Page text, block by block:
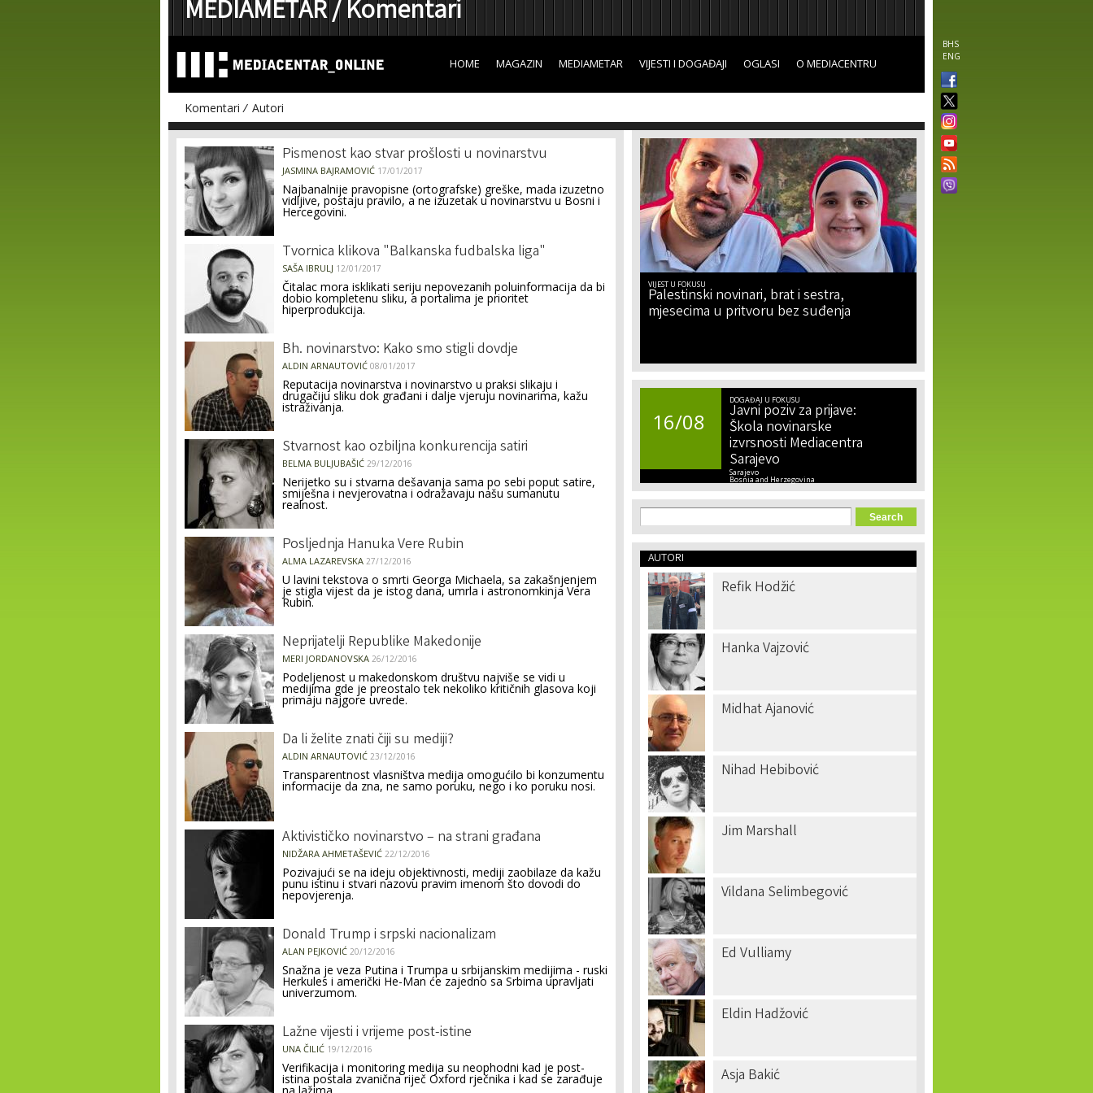
content
MEDIAMETAR /Komentari
BHS
ENG
HOME MAGAZIN MEDIAMETAR VIJESTI I DOGAĐAJI OGLASI O MEDIACENTRU
Komentari Autori
Pismenost kao stvar prošlosti u novinarstvu
JASMINA BAJRAMOVIĆ 17/01/2017
Najbanalnije pravopisne (ortografske) greške, mada izuzetno
vidljive, postaju pravilo, a ne izuzetak u novinarstvu u Bosni i
Hercegovini.
Tvornica klikova "Balkanska fudbalska liga"
SAŠA IBRULJ 12/01/2017
Čitalac mora isklikati seriju nepovezanih poluinformacija da bi
dobio kompletenu sliku, a portalima je prioritet
hiperprodukcija.
Bh. novinarstvo: Kako smo stigli dovdje
ALDIN ARNAUTOVIĆ 08/01/2017
Reputacija novinarstva i novinarstvo u praksi slikaju i
drugačiju sliku dok građani i dalje vjeruju novinarima, kažu
istraživanja.
Stvarnost kao ozbiljna konkurencija satiri
BELMA BULJUBAŠIĆ 29/12/2016
Nerijetko su i stvarna dešavanja sama po sebi poput satire,
smiješna i nevjerovatna i odražavaju našu sumanutu
realnost.
Posljednja Hanuka Vere Rubin
ALMA LAZAREVSKA 27/12/2016
U lavini tekstova o smrti Georga Michaela, sa zakašnjenjem
je stigla vijest da je istog dana, umrla i astronomkinja Vera
Rubin.
Neprijatelji Republike Makedonije
MERI JORDANOVSKA 26/12/2016
Podeljenost u makedonskom društvu najviše se vidi u
medijima gde je preostalo tek nekoliko kritičnih glasova koji
primaju najgore uvrede.
Da li želite znati čiji su mediji?
ALDIN ARNAUTOVIĆ 23/12/2016
Transparentnost vlasništva medija omogućilo bi konzumentu
informacije da zna, ne samo poruku, nego i ko poruku nosi.
Aktivističko novinarstvo – na strani građana
NIDŽARA AHMETAŠEVIĆ 22/12/2016
Pozivajući se na ideju objektivnosti, mediji zaobilaze da kažu
punu istinu i stvari nazovu pravim imenom što dovodi do
nepovjerenja.
Donald Trump i srpski nacionalizam
ALAN PEJKOVIĆ 20/12/2016
Snažna je veza Putina i Trumpa u srbijanskim medijima - ruski
Herkules i američki He-Man će zajedno sa Srbima upravljati
univerzumom.
Lažne vijesti i vrijeme post-istine
UNA ČILIĆ 19/12/2016
Verifikacija i monitoring medija su neophodni kad je post-
istina postala zvanična riječ Oxford rječnika i kad se zarađuje
Pages
VIJEST U FOKUSU
Palestinski novinari, brat i sestra,
mjesecima u pritvoru bez suđenja
16/08
DOGAĐAJ U FOKUSU
Javni poziv za prijave:
Škola novinarske
izvrsnosti Mediacentra
Sarajevo
Sarajevo
Bosnia and Herzegovina
Search form
Search
AUTORI
Refik Hodžić
Hanka Vajzović
Midhat Ajanović
Nihad Hebibović
Jim Marshall
Vildana Selimbegović
Ed Vulliamy
Eldin Hadžović
Asja Bakić